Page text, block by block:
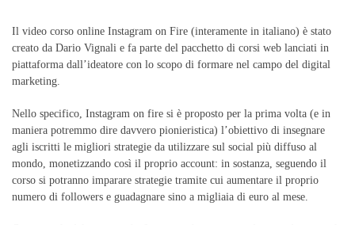
Il video corso online Instagram on Fire (interamente in italiano) è stato
creato da Dario Vignali e fa parte del pacchetto di corsi web lanciati in
piattaforma dall’ideatore con lo scopo di formare nel campo del digital
marketing.
Nello specifico, Instagram on fire si è proposto per la prima volta (e in
maniera potremmo dire davvero pionieristica) l’obiettivo di insegnare
agli iscritti le migliori strategie da utilizzare sul social più diffuso al
mondo, monetizzando così il proprio account: in sostanza, seguendo il
corso si potranno imparare strategie tramite cui aumentare il proprio
numero di followers e guadagnare sino a migliaia di euro al mese.